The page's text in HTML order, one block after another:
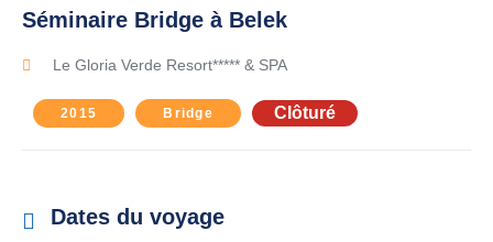
Séminaire Bridge à Belek
Le Gloria Verde Resort***** & SPA
2015 Bridge Clôturé
Dates du voyage